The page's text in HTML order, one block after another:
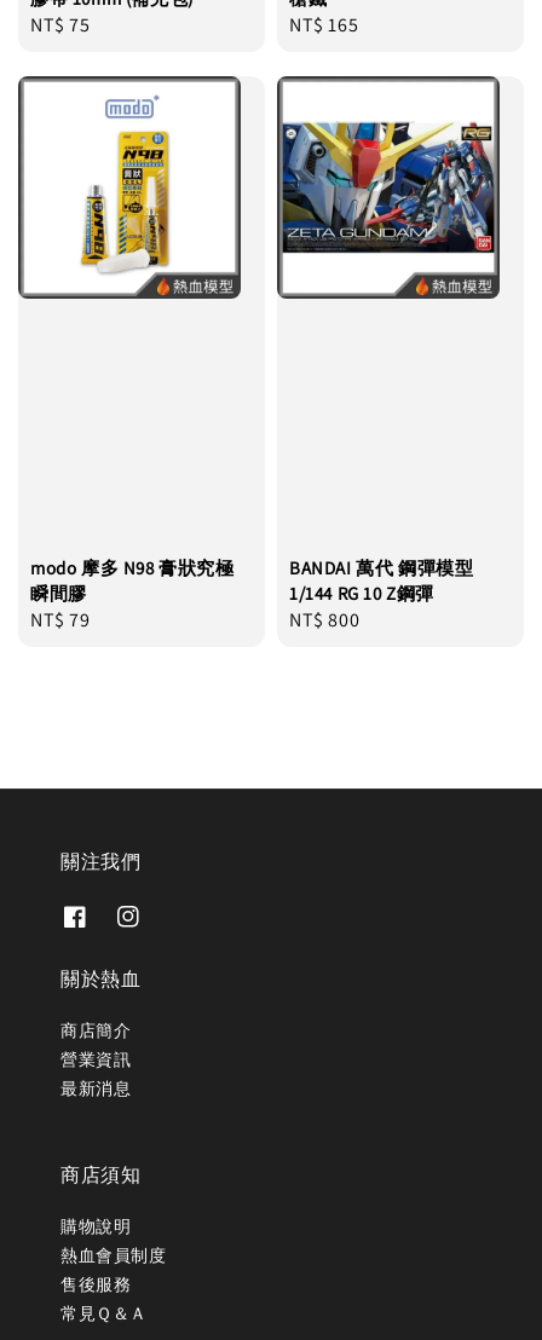
Regular
NT$ 75
Regular
NT$ 165
modo 摩多 N98 膏狀究極
瞬間膠
Regular
NT$ 79
BANDAI 萬代 鋼彈模型
1/144 RG 10 Z鋼彈
Regular
NT$ 800
關注我們
關於熱血
商店簡介
營業資訊
最新消息
商店須知
購物說明
熱血會員制度
售後服務
常見Ｑ＆Ａ